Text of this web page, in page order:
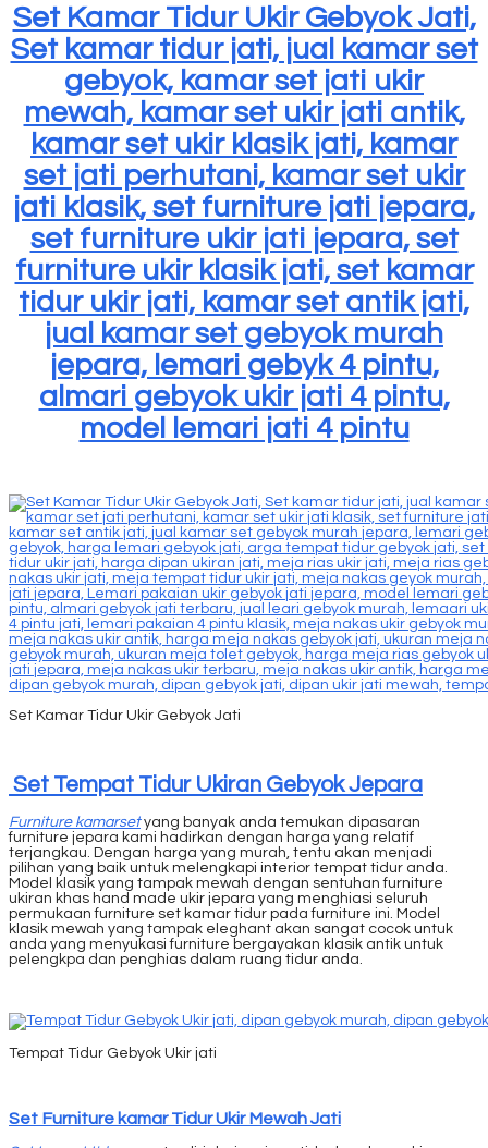
Set Kamar Tidur Ukir Gebyok Jati,
Set kamar tidur jati, jual kamar set
gebyok, kamar set jati ukir
mewah, kamar set ukir jati antik,
kamar set ukir klasik jati, kamar
set jati perhutani, kamar set ukir
jati klasik, set furniture jati jepara,
set furniture ukir jati jepara, set
furniture ukir klasik jati, set kamar
tidur ukir jati, kamar set antik jati,
jual kamar set gebyok murah
jepara, lemari gebyk 4 pintu,
almari gebyok ukir jati 4 pintu,
model lemari jati 4 pintu
Set Kamar Tidur Ukir Gebyok Jati
Set Tempat Tidur Ukiran Gebyok Jepara
Furniture kamarsetyang banyak anda temukan dipasaran
furniture jepara kami hadirkan dengan harga yang relatif
terjangkau. Dengan harga yang murah, tentu akan menjadi
pilihan yang baik untuk melengkapi interior tempat tidur anda.
Model klasik yang tampak mewah dengan sentuhan furniture
ukiran khas hand made ukir jepara yang menghiasi seluruh
permukaan furniture set kamar tidur pada furniture ini. Model
klasik mewah yang tampak eleghant akan sangat cocok untuk
anda yang menyukasi furniture bergayakan klasik antik untuk
pelengkpa dan penghias dalam ruang tidur anda.
Tempat Tidur Gebyok Ukir jati
Set Furniture kamar Tidur Ukir Mewah Jati